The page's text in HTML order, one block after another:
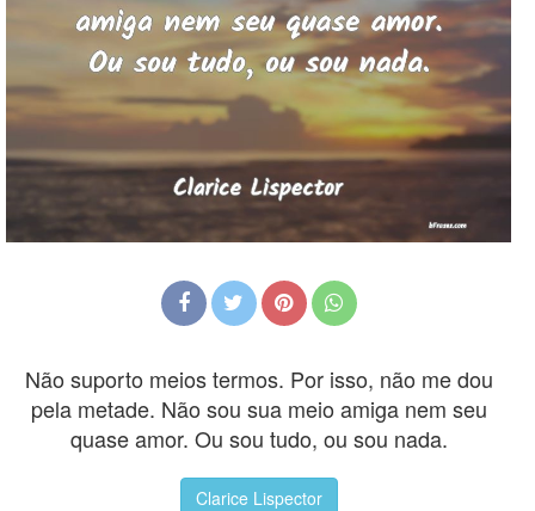
Não suporto meios termos. Por isso, não me dou
pela metade. Não sou sua meio amiga nem seu
quase amor. Ou sou tudo, ou sou nada.
Clarice Lispector